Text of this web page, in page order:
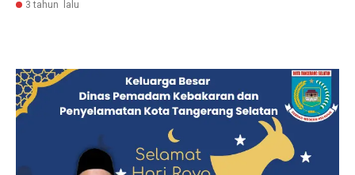
3 tahun lalu